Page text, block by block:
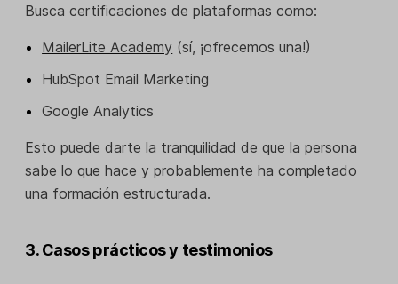
Busca certificaciones de plataformas como:
MailerLite Academy (sí, ¡ofrecemos una!)
HubSpot Email Marketing
Google Analytics
Esto puede darte la tranquilidad de que la persona
sabe lo que hace y probablemente ha completado
una formación estructurada.
3. Casos prácticos y testimonios